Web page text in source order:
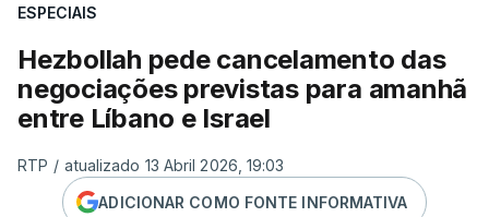
ESPECIAIS
Hezbollah pede cancelamento das
negociações previstas para amanhã
entre Líbano e Israel
RTP / atualizado 13 Abril 2026, 19:03
ADICIONAR COMO FONTE INFORMATIVA